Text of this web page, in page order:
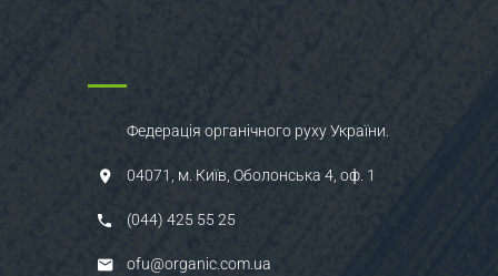
Федерація органічного руху України.
04071, м. Київ, Оболонська 4, оф. 1
(044) 425 55 25
ofu@organic.com.ua